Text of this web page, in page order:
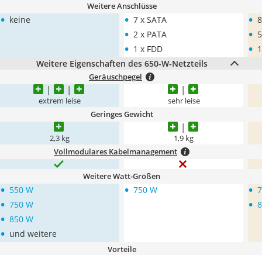
Weitere Anschlüsse
• keine • 7 x SATA
• 2 x PATA
• 1 x FDD
•
•
•
Weitere Eigenschaften des 650-W-Netzteils
Geräuschpegel
extrem leise sehr leise
Geringes Gewicht
2,3 kg 1,9 kg
Vollmodulares Kabelmanagement
Weitere Watt-Größen
• 550 W
• 750 W
• 850 W
• und weitere
• 750 W •
•
Vorteile